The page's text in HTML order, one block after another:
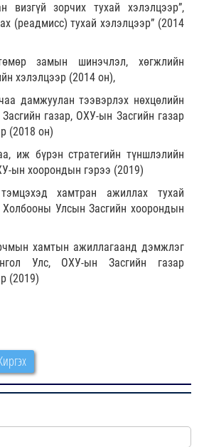
визгүй зорчих тухай хэлэлцээр”,
(реадмисс) тухай хэлэлцээр” (2014
замын шинэчлэл, хөгжлийн
хэлэлцээр (2014 он),
дамжуулан тээвэрлэх нөхцөлийн
газар, ОХУ-ын Засгийн газар
(2018 он)
иж бүрэн стратегийн түншлэлийн
ын хоорондын гэрээ (2019)
хамтран ажиллах тухай
Улсын Засгийн хоорондын
хамтын ажиллагаанд дэмжлэг
Улс, ОХУ-ын Засгийн газар
(2019)